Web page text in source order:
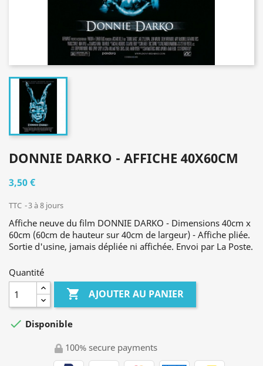
DONNIE DARKO - AFFICHE 40X60CM
3,50 €
TTC 3 à 8 jours
Affiche neuve du film DONNIE DARKO - Dimensions 40cm x
60cm (60cm de hauteur sur 40cm de largeur) - Affiche pliée.
Sortie d'usine, jamais dépliée ni affichée. Envoi par La Poste.
Quantité
 AJOUTER AU PANIER
 Disponible
100% secure payments